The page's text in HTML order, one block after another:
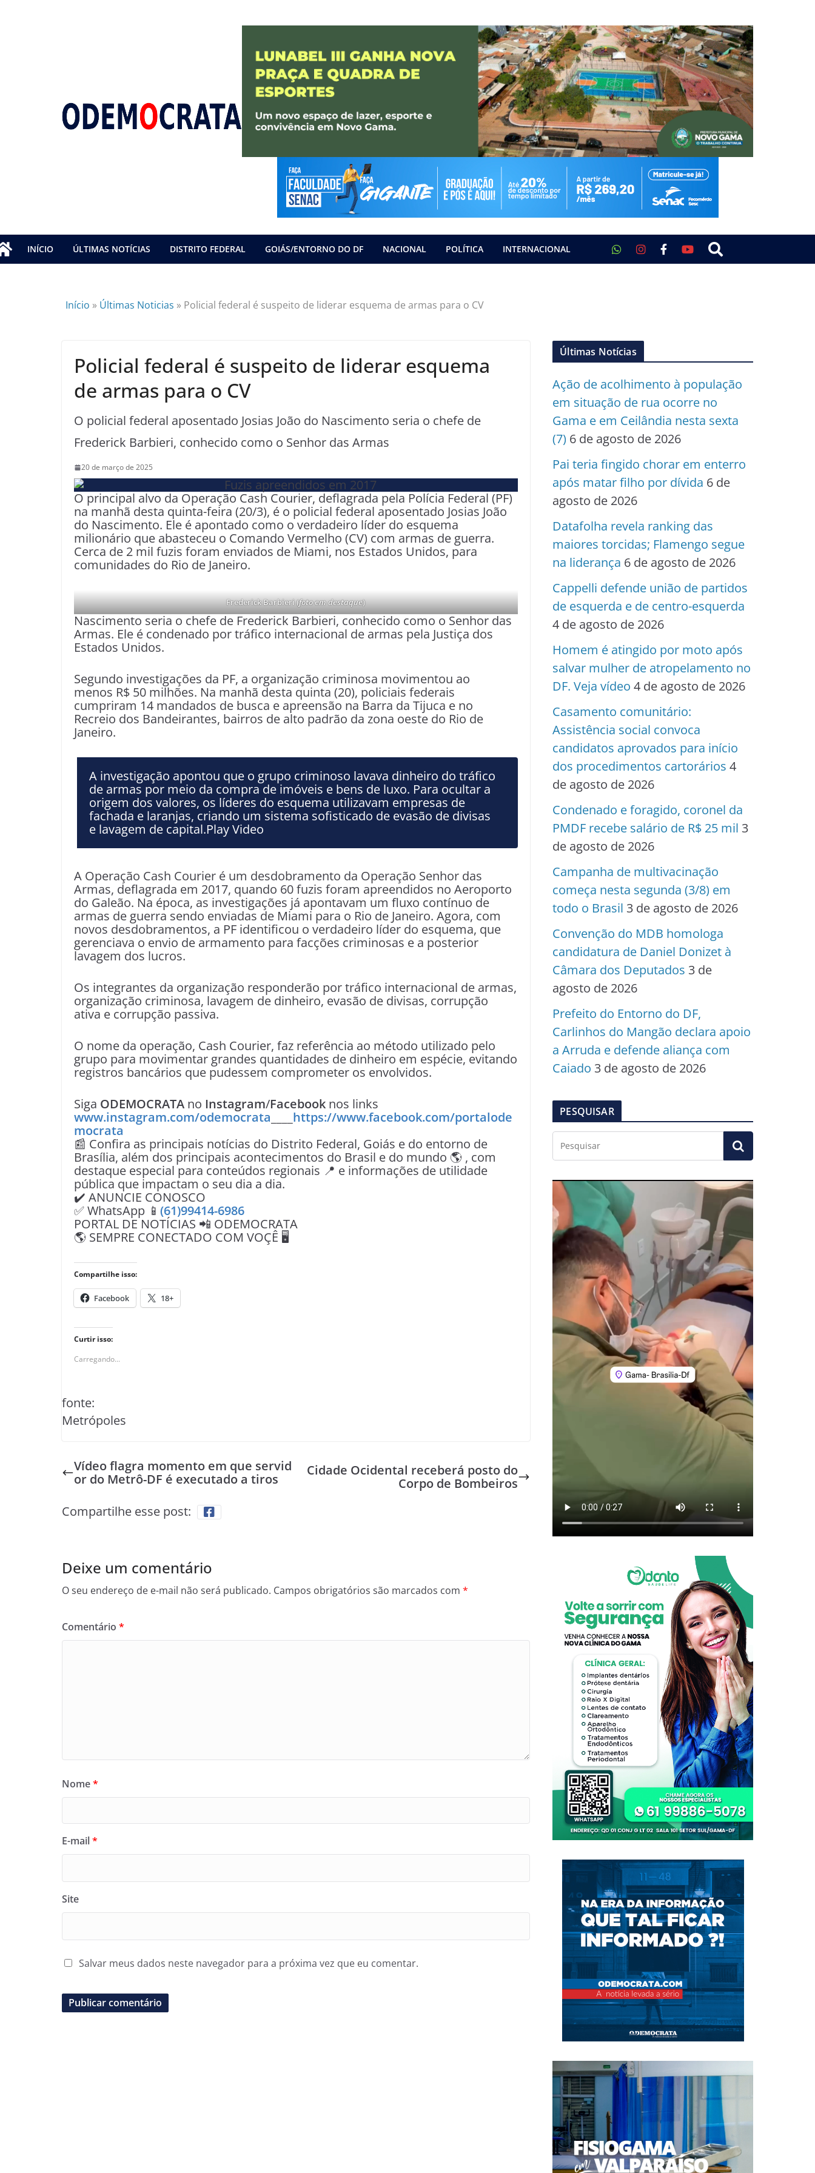
INÍCIO ÚLTIMAS NOTÍCIAS DISTRITO FEDERAL GOIÁS/ENTORNO DO DF NACIONAL POLÍTICA INTERNACIONAL
Início » Últimas Noticias » Policial federal é suspeito de liderar esquema de armas para o CV
Policial federal é suspeito de liderar esquema
de armas para o CV
O policial federal aposentado Josias João do Nascimento seria o chefe de
Frederick Barbieri, conhecido como o Senhor das Armas
20 de março de 2025
O principal alvo da Operação Cash Courier, deflagrada pela Polícia Federal (PF)
na manhã desta quinta-feira (20/3), é o policial federal aposentado Josias João
do Nascimento. Ele é apontado como o verdadeiro líder do esquema
milionário que abasteceu o Comando Vermelho (CV) com armas de guerra.
Cerca de 2 mil fuzis foram enviados de Miami, nos Estados Unidos, para
comunidades do Rio de Janeiro.
Frederick Barbieri (foto em destaque)
Nascimento seria o chefe de Frederick Barbieri, conhecido como o Senhor das
Armas. Ele é condenado por tráfico internacional de armas pela Justiça dos
Estados Unidos.
Segundo investigações da PF, a organização criminosa movimentou ao
menos R$ 50 milhões. Na manhã desta quinta (20), policiais federais
cumpriram 14 mandados de busca e apreensão na Barra da Tijuca e no
Recreio dos Bandeirantes, bairros de alto padrão da zona oeste do Rio de
Janeiro.
A investigação apontou que o grupo criminoso lavava dinheiro do tráfico
de armas por meio da compra de imóveis e bens de luxo. Para ocultar a
origem dos valores, os líderes do esquema utilizavam empresas de
fachada e laranjas, criando um sistema sofisticado de evasão de divisas
e lavagem de capital.Play Video
A Operação Cash Courier é um desdobramento da Operação Senhor das
Armas, deflagrada em 2017, quando 60 fuzis foram apreendidos no Aeroporto
do Galeão. Na época, as investigações já apontavam um fluxo contínuo de
armas de guerra sendo enviadas de Miami para o Rio de Janeiro. Agora, com
novos desdobramentos, a PF identificou o verdadeiro líder do esquema, que
gerenciava o envio de armamento para facções criminosas e a posterior
lavagem dos lucros.
Os integrantes da organização responderão por tráfico internacional de armas,
organização criminosa, lavagem de dinheiro, evasão de divisas, corrupção
ativa e corrupção passiva.
O nome da operação, Cash Courier, faz referência ao método utilizado pelo
grupo para movimentar grandes quantidades de dinheiro em espécie, evitando
registros bancários que pudessem comprometer os envolvidos.
Siga ODEMOCRATA no Instagram/Facebook nos links
www.instagram.com/odemocrata
https://www.facebook.com/portalode
mocrata
📰 Confira as principais notícias do Distrito Federal, Goiás e do entorno de
Brasília, além dos principais acontecimentos do Brasil e do mundo 🌎 , com
destaque especial para conteúdos regionais 📍 e informações de utilidade
pública que impactam o seu dia a dia.
✔️ ANUNCIE CONOSCO
✅ WhatsApp 📱 (61)99414-6986
PORTAL DE NOTÍCIAS 📲 ODEMOCRATA
🌎 SEMPRE CONECTADO COM VOÇÊ 🖥️
Compartilhe isso:
Facebook 18+
Curtir isso:
Carregando...
fonte:
Metrópoles
Vídeo flagra momento em que servid
or do Metrô-DF é executado a tiros
Cidade Ocidental receberá posto do
Corpo de Bombeiros
Compartilhe esse post:
Deixe um comentário
O seu endereço de e-mail não será publicado. Campos obrigatórios são marcados com *
Comentário *
Nome*
E-mail*
Site
Salvar meus dados neste navegador para a próxima vez que eu comentar.
Últimas Notícias
Ação de acolhimento à população
em situação de rua ocorre no
Gama e em Ceilândia nesta sexta
(7) 6 de agosto de 2026
Pai teria fingido chorar em enterro
após matar filho por dívida 6 de
agosto de 2026
Datafolha revela ranking das
maiores torcidas; Flamengo segue
na liderança 6 de agosto de 2026
Cappelli defende união de partidos
de esquerda e de centro-esquerda
4 de agosto de 2026
Homem é atingido por moto após
salvar mulher de atropelamento no
DF. Veja vídeo 4 de agosto de 2026
Casamento comunitário:
Assistência social convoca
candidatos aprovados para início
dos procedimentos cartorários 4
de agosto de 2026
Condenado e foragido, coronel da
PMDF recebe salário de R$ 25 mil 3
de agosto de 2026
Campanha de multivacinação
começa nesta segunda (3/8) em
todo o Brasil 3 de agosto de 2026
Convenção do MDB homologa
candidatura de Daniel Donizet à
Câmara dos Deputados 3 de
agosto de 2026
Prefeito do Entorno do DF,
Carlinhos do Mangão declara apoio
a Arruda e defende aliança com
Caiado 3 de agosto de 2026
PESQUISAR